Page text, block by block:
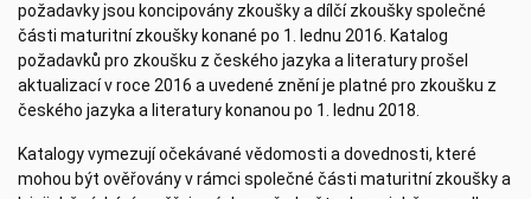
požadavky jsou koncipovány zkoušky a dílčí zkoušky společné
části maturitní zkoušky konané po 1. lednu 2016. Katalog
požadavků pro zkoušku z českého jazyka a literatury prošel
aktualizací v roce 2016 a uvedené znění je platné pro zkoušku z
českého jazyka a literatury konanou po 1. lednu 2018.
Katalogy vymezují očekávané vědomosti a dovednosti, které
mohou být ověřovány v rámci společné části maturitní zkoušky a